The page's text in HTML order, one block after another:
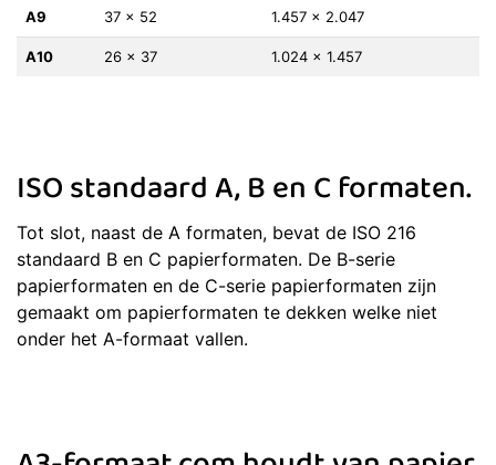
A9 37 x 52 1.457 x 2.047
A10 26 x 37 1.024 x 1.457
ISO standaard A, B en C formaten.
Tot slot, naast de A formaten, bevat de ISO 216
standaard B en C papierformaten. De B-serie
papierformaten en de C-serie papierformaten zijn
gemaakt om papierformaten te dekken welke niet
onder het A-formaat vallen.